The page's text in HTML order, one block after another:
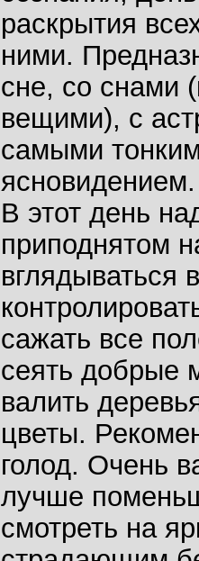
раскрытия
ними.
сне, со снами
вещими), с
самыми
ясновидением.
В этот день
приподнятом
вглядываться
сажать все
сеять добрые
валить
цветы.
голод. Очень
лучше
смотреть на